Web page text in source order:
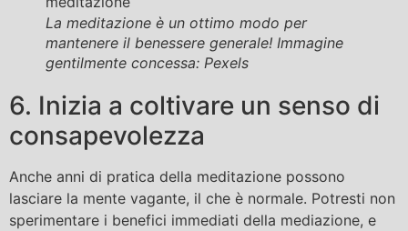
La meditazione è un ottimo modo per
mantenere il benessere generale! Immagine
gentilmente concessa: Pexels
6. Inizia a coltivare un senso di
consapevolezza
Anche anni di pratica della meditazione possono
lasciare la mente vagante, il che è normale. Potresti non
sperimentare i benefici immediati della mediazione, e